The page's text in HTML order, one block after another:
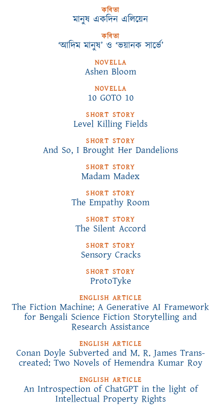
কবিতা
মানুষ একদিন এলিয়েন
কবিতা
‘আদিম মানুষ’ ও ‘ভয়ানক সার্ভে’
NOVELLA
Ashen Bloom
NOVELLA
10 GOTO 10
SHORT STORY
Level Killing Fields
SHORT STORY
And So, I Brought Her Dandelions
SHORT STORY
Madam Madex
SHORT STORY
The Empathy Room
SHORT STORY
The Silent Accord
SHORT STORY
Sensory Cracks
SHORT STORY
ProtoTyke
ENGLISH ARTICLE
The Fiction Machine: A Generative AI Framework
for Bengali Science Fiction Storytelling and
Research Assistance
ENGLISH ARTICLE
Conan Doyle Subverted and M. R. James Trans-
created: Two Novels of Hemendra Kumar Roy
ENGLISH ARTICLE
An Introspection of ChatGPT in the light of
Intellectual Property Rights